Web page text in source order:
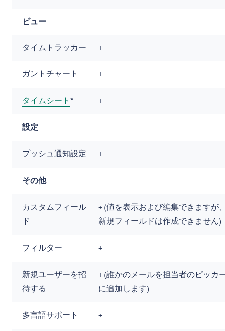
ビュー
タイムトラッカー +
ガントチャート +
タイムシート* +
設定
プッシュ通知設定 +
その他
カスタムフィール
ド
+ (値を表示および編集できますが
新規フィールドは作成できません)
フィルター +
新規ユーザーを招
待する
+ (誰かのメールを担当者のピッカ
に追加します)
多言語サポート +